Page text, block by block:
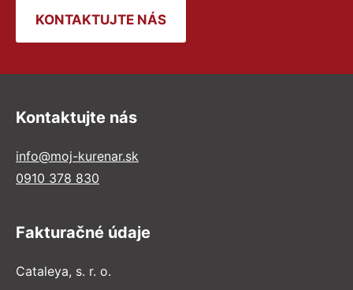
KONTAKTUJTE NÁS
Kontaktujte nás
info@moj-kurenar.sk
0910 378 830
Fakturačné údaje
Cataleya, s. r. o.